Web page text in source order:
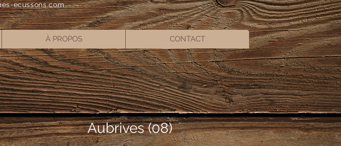
ecussons.com
À PROPOS CONTACT
Aubrives (08)